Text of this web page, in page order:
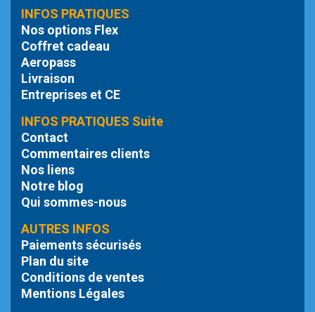
INFOS PRATIQUES
Nos options Flex
Coffret cadeau
Aeropass
Livraison
Entreprises et CE
INFOS PRATIQUES Suite
Contact
Commentaires clients
Nos liens
Notre blog
Qui sommes-nous
AUTRES INFOS
Paiements sécurisés
Plan du site
Conditions de ventes
Mentions Légales